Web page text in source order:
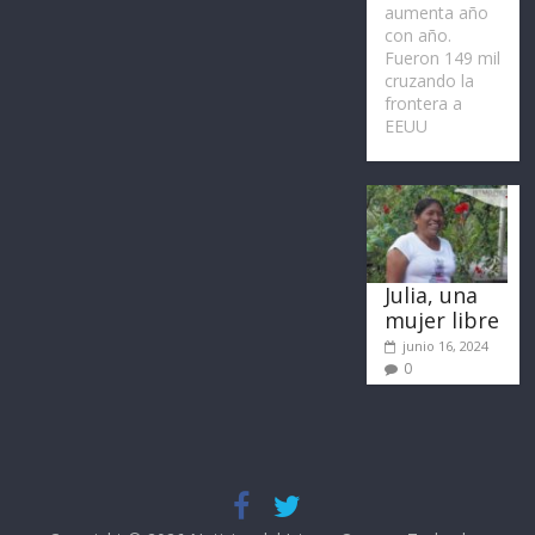
aumenta año
con año.
Fueron 149 mil
cruzando la
frontera a
EEUU
Julia, una
mujer libre
junio 16, 2024
0